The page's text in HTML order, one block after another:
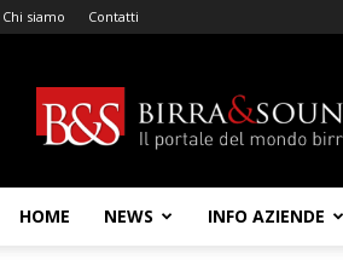
Chi siamo Contatti
&
Sound
HOME NEWS INFO AZIENDE